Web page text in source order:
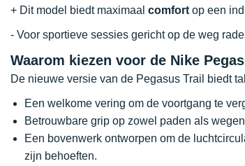
+ Dit model biedt maximaal comfort op een
- Voor sportieve sessies gericht op de weg
Waarom kiezen voor de Nike
De nieuwe versie van de Pegasus Trail biedt
Een welkome vering om de voortgang te
Betrouwbare grip op zowel paden als
Een bovenwerk ontworpen om de
zijn behoeften.